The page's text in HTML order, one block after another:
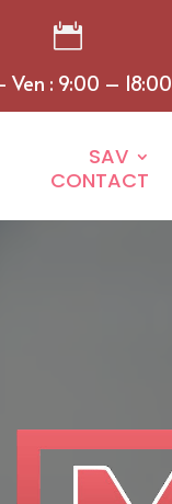

Ven : 9:00 – 18:00
SAV
CONTACT